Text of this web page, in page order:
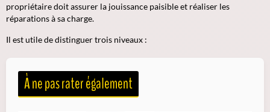
propriétaire doit assurer la jouissance paisible et réaliser les
réparations à sa charge.
Il est utile de distinguer trois niveaux :
À ne pas rater également